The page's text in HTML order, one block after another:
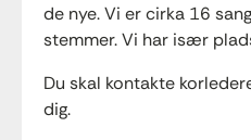
de nye. Vi er cirka 16
stemmer. Vi har især
Du skal kontakte
dig.